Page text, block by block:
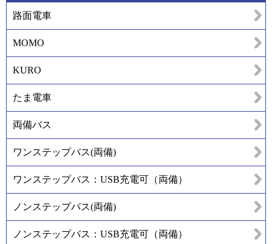
路面電車
MOMO
KURO
たま電車
両備バス
ワンステップバス(両備)
ワンステップバス：USB充電可（両備）
ノンステップバス(両備)
ノンステップバス：USB充電可（両備）